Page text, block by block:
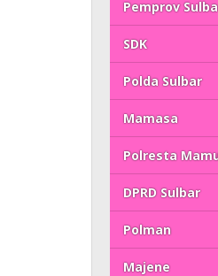
Pemprov
SDK
Polda Sulbar
Mamasa
Polresta
DPRD Sulbar
Polman
Majene